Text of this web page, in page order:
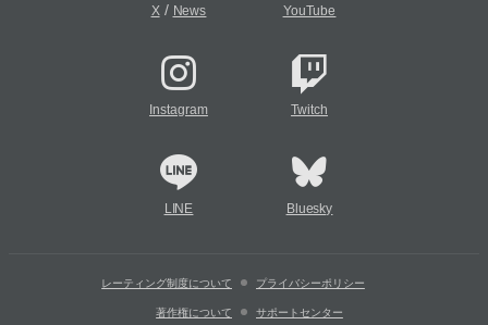
X/ News YouTube
Instagram Twitch
LINE Bluesky
レーティング制度について プライバシーポリシー
著作権について サポートセンター